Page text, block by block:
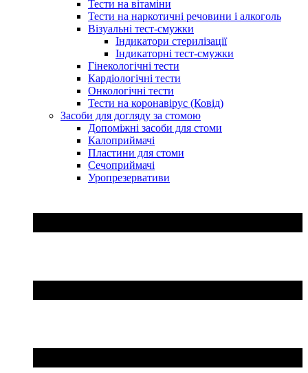
Тести на вітаміни
Тести на наркотичні речовини і алкоголь
Візуальні тест-смужки
Індикатори стерилізації
Індикаторні тест-смужки
Гінекологічні тести
Кардіологічні тести
Онкологічні тести
Тести на коронавірус (Ковід)
Засоби для догляду за стомою
Допоміжні засоби для стоми
Калоприймачі
Пластини для стоми
Сечоприймачі
Уропрезервативи